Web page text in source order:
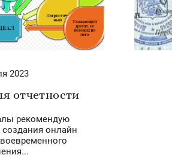
2023
отчетности
рекомендую
онлайн